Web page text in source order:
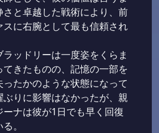
と卓越した戦術により、前
に右腕として最も信頼され
ッドリーは一度姿をくらま
てきたものの、記憶の一部を
たかのような状態になって
りに影響はなかったが、親
ナは彼が1日でも早く回復
。